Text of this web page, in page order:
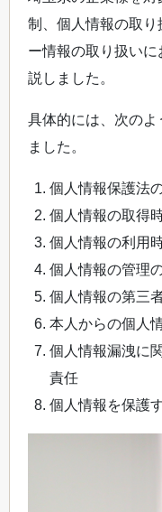
制、個人情報の取
ー情報の取り扱い
説しました。
具体的には、次の
ました。
個人情報保護法
個人情報の取得
個人情報の利用
個人情報の管理
個人情報の第三
本人からの個人
個人情報漏洩に
責任
個人情報を保護